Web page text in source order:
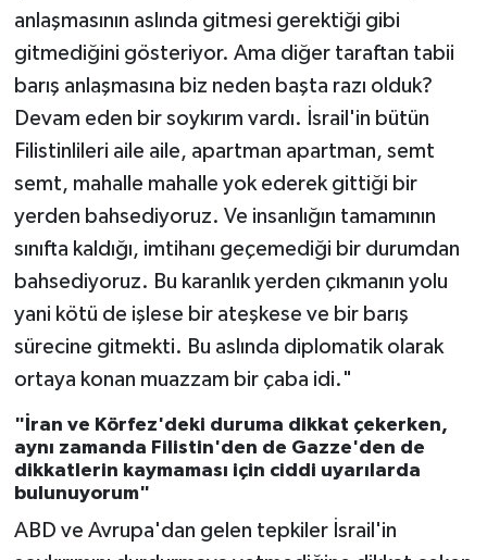
anlaşmasının aslında gitmesi gerektiği gibi
gitmediğini gösteriyor. Ama diğer taraftan tabii
barış anlaşmasına biz neden başta razı olduk?
Devam eden bir soykırım vardı. İsrail'in bütün
Filistinlileri aile aile, apartman apartman, semt
semt, mahalle mahalle yok ederek gittiği bir
yerden bahsediyoruz. Ve insanlığın tamamının
sınıfta kaldığı, imtihanı geçemediği bir durumdan
bahsediyoruz. Bu karanlık yerden çıkmanın yolu
yani kötü de işlese bir ateşkese ve bir barış
sürecine gitmekti. Bu aslında diplomatik olarak
ortaya konan muazzam bir çaba idi."
"İran ve Körfez'deki duruma dikkat çekerken,
aynı zamanda Filistin'den de Gazze'den de
dikkatlerin kaymaması için ciddi uyarılarda
bulunuyorum"
ABD ve Avrupa'dan gelen tepkiler İsrail'in